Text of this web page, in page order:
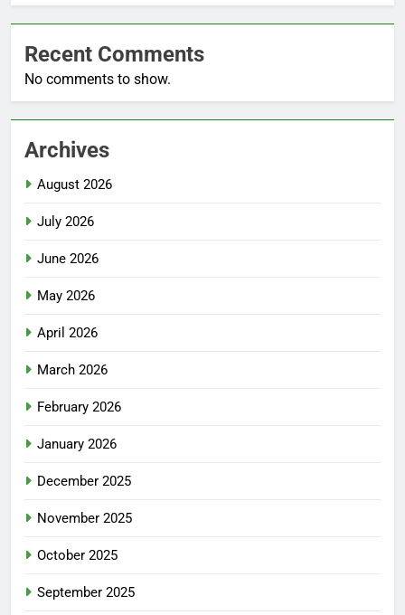
Recent Comments
No comments to show.
Archives
August 2026
July 2026
June 2026
May 2026
April 2026
March 2026
February 2026
January 2026
December 2025
November 2025
October 2025
September 2025